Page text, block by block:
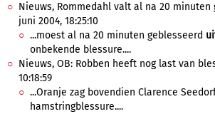
Nieuws, Rommedahl valt al na 20 minuten
juni 2004, 18:25:10
...moest al na 20 minuten geblesseerd
onbekende blessure....
Nieuws, OB: Robben heeft nog last van
10:18:59
...Oranje zag bovendien Clarence
hamstringblessure....